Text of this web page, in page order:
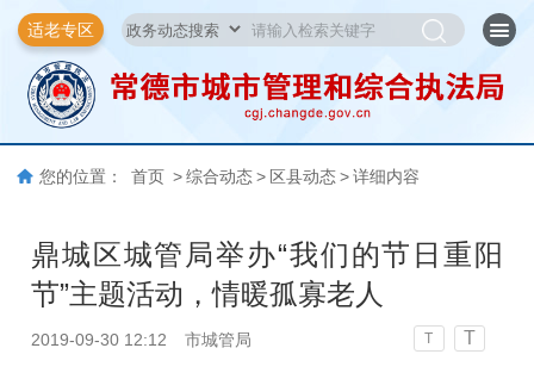
适老专区
您的位置： 首页 > 综合动态 > 区县动态 > 详细内容
鼎城区城管局举办“我们的节日重阳
节”主题活动，情暖孤寡老人
2019-09-30 12:12 市城管局 T T